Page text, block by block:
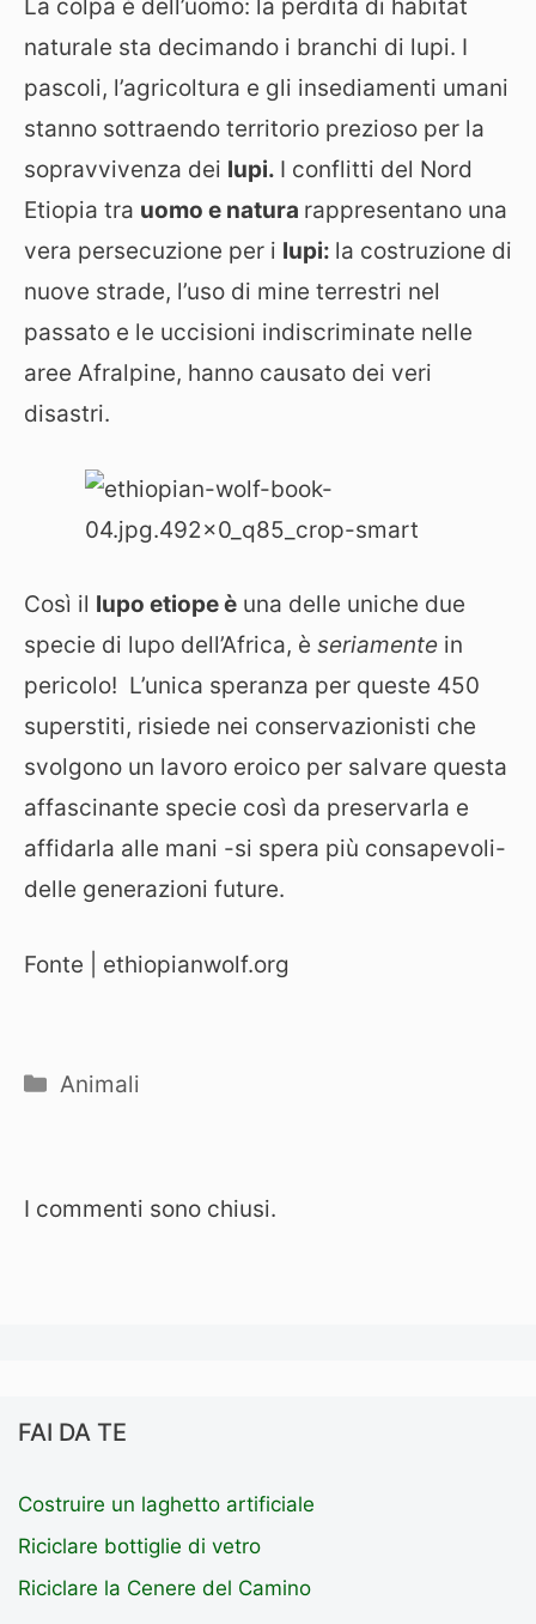
La colpa è dell’uomo: la perdita di habitat
naturale sta decimando i branchi di lupi. I
pascoli, l’agricoltura e gli insediamenti umani
stanno sottraendo territorio prezioso per la
sopravvivenza dei lupi. I conflitti del Nord
Etiopia tra uomo e natura rappresentano una
vera persecuzione per i lupi: la costruzione di
nuove strade, l’uso di mine terrestri nel
passato e le uccisioni indiscriminate nelle
aree Afralpine, hanno causato dei veri
disastri.
Così il lupo etiope è una delle uniche due
specie di lupo dell’Africa, è seriamente in
pericolo! L’unica speranza per queste 450
superstiti, risiede nei conservazionisti che
svolgono un lavoro eroico per salvare questa
affascinante specie così da preservarla e
affidarla alle mani -si spera più consapevoli-
delle generazioni future.
Fonte | ethiopianwolf.org
Categorie
Animali
I commenti sono chiusi.
FAI DA TE
Costruire un laghetto artificiale
Riciclare bottiglie di vetro
Riciclare la Cenere del Camino